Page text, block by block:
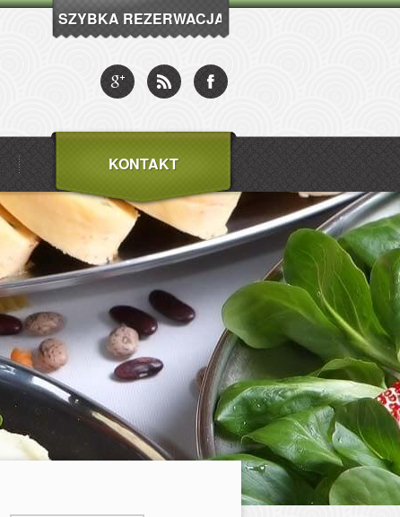
SZYBKA REZERWACJA
KONTAKT